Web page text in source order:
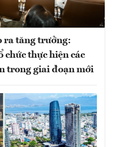
ra tăng trưởng:
chức thực hiện các
trong giai đoạn mới